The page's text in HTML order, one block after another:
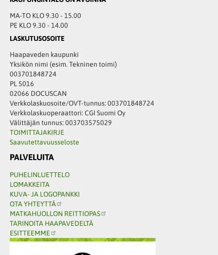
MA-TO KLO 9.30 - 15.00
PE KLO 9.30 - 14.00
LASKUTUSOSOITE
Haapaveden kaupunki
Yksikön nimi (esim. Tekninen toimi)
003701848724
PL 5016
02066 DOCUSCAN
Verkkolaskuosoite/OVT-tunnus: 003701848724
Verkkolaskuoperaattori: CGI Suomi Oy
Välittäjän tunnus: 003703575029
TOIMITTAJAKIRJE
Saavutettavuusseloste
PALVELUITA
PUHELINLUETTELO
LOMAKKEITA
KUVA- JA LOGOPANKKI
OTA YHTEYTTÄ
MATKAHUOLLON REITTIOPAS
TARINOITA HAAPAVEDELTÄ
ESITTEEMME